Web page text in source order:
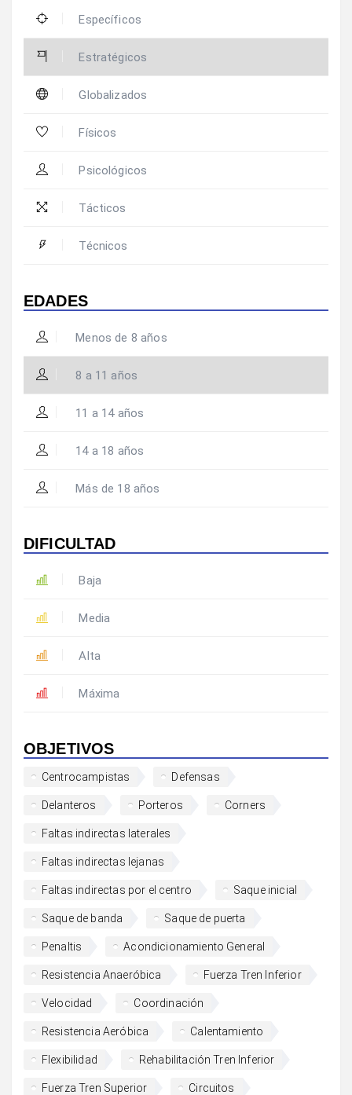
Específicos
Estratégicos
Globalizados
Físicos
Psicológicos
Tácticos
Técnicos
EDADES
Menos de 8 años
8 a 11 años
11 a 14 años
14 a 18 años
Más de 18 años
DIFICULTAD
Baja
Media
Alta
Máxima
OBJETIVOS
Centrocampistas Defensas
Delanteros Porteros Corners
Faltas indirectas laterales
Faltas indirectas lejanas
Faltas indirectas por el centro Saque inicial
Saque de banda Saque de puerta
Penaltis Acondicionamiento General
Resistencia Anaeróbica Fuerza Tren Inferior
Velocidad Coordinación
Resistencia Aeróbica Calentamiento
Flexibilidad Rehabilitación Tren Inferior
Fuerza Tren Superior Circuitos